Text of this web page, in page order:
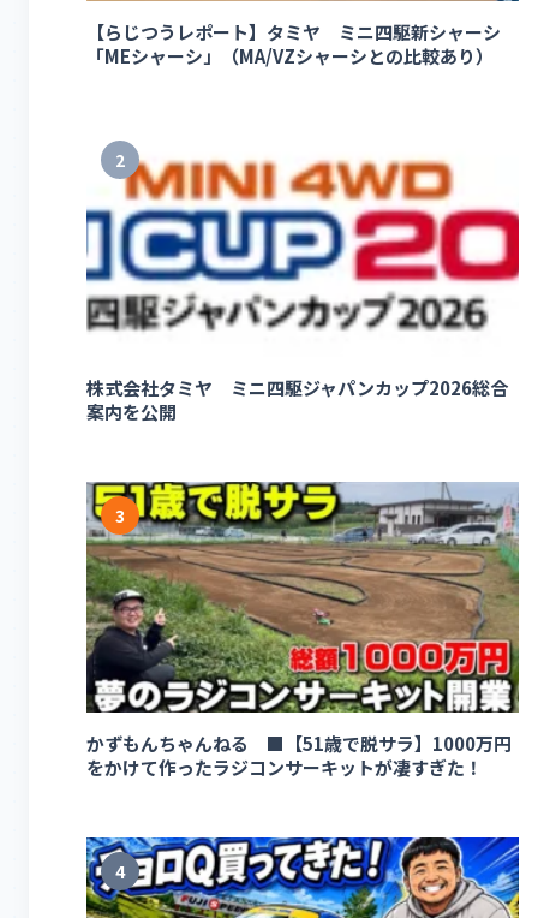
【らじつうレポート】タミヤ ミニ四駆新シャーシ
「MEシャーシ」（MA/VZシャーシとの比較あり）
2
株式会社タミヤ ミニ四駆ジャパンカップ2026総合
案内を公開
3
かずもんちゃんねる ■【51歳で脱サラ】1000万円
をかけて作ったラジコンサーキットが凄すぎた！
4